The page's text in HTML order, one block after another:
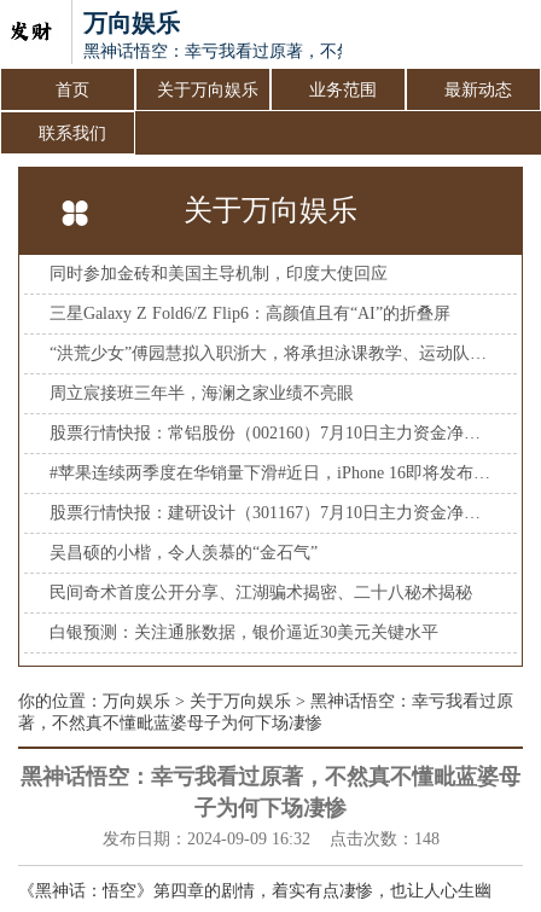
万向娱乐
黑神话悟空：幸亏我看过原著，不然真不懂毗蓝婆母子为何
首页 关于万向娱乐 业务范围 最新动态
联系我们
关于万向娱乐
同时参加金砖和美国主导机制，印度大使回应
三星Galaxy Z Fold6/Z Flip6：高颜值且有“AI”的折叠屏
“洪荒少女”傅园慧拟入职浙大，将承担泳课教学、运动队训练工作
周立宸接班三年半，海澜之家业绩不亮眼
股票行情快报：常铝股份（002160）7月10日主力资金净卖出136.45万元
#苹果连续两季度在华销量下滑#近日，iPhone 16即将发布引发热
股票行情快报：建研设计（301167）7月10日主力资金净卖出48.32万元
吴昌硕的小楷，令人羡慕的“金石气”
民间奇术首度公开分享、江湖骗术揭密、二十八秘术揭秘
白银预测：关注通胀数据，银价逼近30美元关键水平
你的位置： 万向娱乐 > 关于万向娱乐 > 黑神话悟空：幸亏我看过原
著，不然真不懂毗蓝婆母子为何下场凄惨
黑神话悟空：幸亏我看过原著，不然真不懂毗蓝婆母
子为何下场凄惨
发布日期：2024-09-09 16:32 点击次数：148
《黑神话：悟空》第四章的剧情，着实有点凄惨，也让人心生幽